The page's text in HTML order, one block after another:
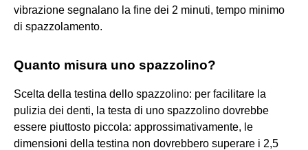
vibrazione segnalano la fine dei 2 minuti, tempo minimo
di spazzolamento.
Quanto misura uno spazzolino?
Scelta della testina dello spazzolino: per facilitare la
pulizia dei denti, la testa di uno spazzolino dovrebbe
essere piuttosto piccola: approssimativamente, le
dimensioni della testina non dovrebbero superare i 2,5